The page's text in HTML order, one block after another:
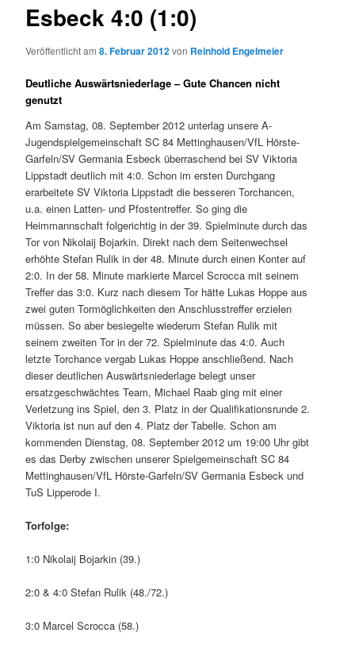
Esbeck 4:0 (1:0)
Veröffentlicht am8. Februar 2012von Reinhold Engelmeier
Deutliche Auswärtsniederlage – Gute Chancen nicht
genutzt
Am Samstag, 08. September 2012 unterlag unsere A-
Jugendspielgemeinschaft SC 84 Mettinghausen/VfL Hörste-
Garfeln/SV Germania Esbeck überraschend bei SV Viktoria
Lippstadt deutlich mit 4:0. Schon im ersten Durchgang
erarbeitete SV Viktoria Lippstadt die besseren Torchancen,
u.a. einen Latten- und Pfostentreffer. So ging die
Heimmannschaft folgerichtig in der 39. Spielminute durch das
Tor von Nikolaij Bojarkin. Direkt nach dem Seitenwechsel
erhöhte Stefan Rulik in der 48. Minute durch einen Konter auf
2:0. In der 58. Minute markierte Marcel Scrocca mit seinem
Treffer das 3:0. Kurz nach diesem Tor hätte Lukas Hoppe aus
zwei guten Tormöglichkeiten den Anschlusstreffer erzielen
müssen. So aber besiegelte wiederum Stefan Rulik mit
seinem zweiten Tor in der 72. Spielminute das 4:0. Auch
letzte Torchance vergab Lukas Hoppe anschließend. Nach
dieser deutlichen Auswärtsniederlage belegt unser
ersatzgeschwächtes Team, Michael Raab ging mit einer
Verletzung ins Spiel, den 3. Platz in der Qualifikationsrunde 2.
Viktoria ist nun auf den 4. Platz der Tabelle. Schon am
kommenden Dienstag, 08. September 2012 um 19:00 Uhr gibt
es das Derby zwischen unserer Spielgemeinschaft SC 84
Mettinghausen/VfL Hörste-Garfeln/SV Germania Esbeck und
TuS Lipperode I.
Torfolge:
1:0 Nikolaij Bojarkin (39.)
2:0 & 4:0 Stefan Rulik (48./72.)
3:0 Marcel Scrocca (58.)